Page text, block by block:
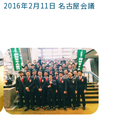
2016年2月11日 名古屋会議